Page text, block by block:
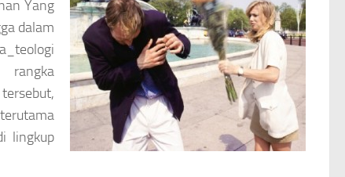
Yang
dalam
rangka
lingkup